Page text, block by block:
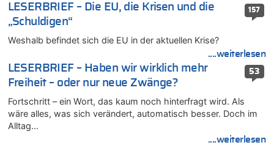
08.08.2026 - 15:34 von JoKrings zu
Leipzig, Mechernich und die Frage: Wer steckt hinter den
Mehrere Menschen in Londons City niedergestochen
08.08.2026 - 15:19 von Guido Scholzen zu
Leipzig, Mechernich und die Frage: Wer steckt hinter den
Drohnen mit Strengstoff? War es Russland?
08.08.2026 - 14:54 von Alfons van Compernolle zu
Belgier knackt Jackpot bei Lotterie EuroMillions und gewinnt
157
LESERBRIEF – Die EU, die Krisen und die
„Schuldigen“
Weshalb befindet sich die EU in der aktuellen Krise?
....weiterlesen
53
LESERBRIEF – Haben wir wirklich mehr
Freiheit – oder nur neue Zwänge?
Fortschritt – ein Wort, das kaum noch hinterfragt wird. Als
wäre alles, was sich verändert, automatisch besser. Doch im
Alltag…
....weiterlesen